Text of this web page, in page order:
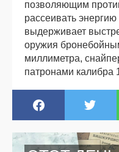
позволяющим
рассеивать
выдерживает
оружия
миллиметра,
патронами калибра